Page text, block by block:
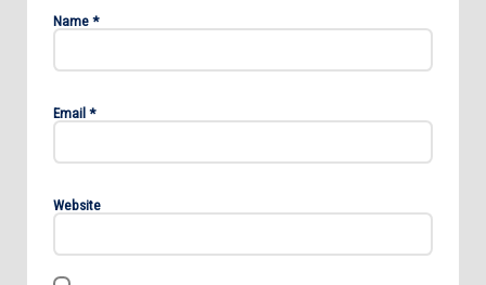
Name *
Email *
Website